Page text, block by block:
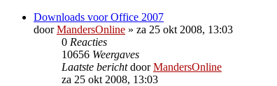
Downloads voor Office 2007
doorMandersOnline » za 25 okt 2008, 13:03
0 Reacties
10656 Weergaves
Laatste berichtdoorMandersOnline
za 25 okt 2008, 13:03